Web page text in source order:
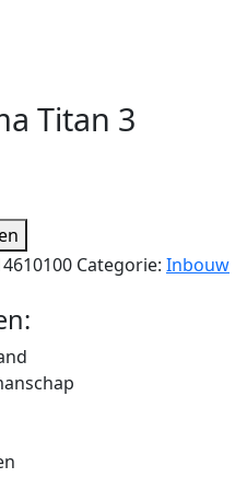
Titan 3
Categorie: Inbouw